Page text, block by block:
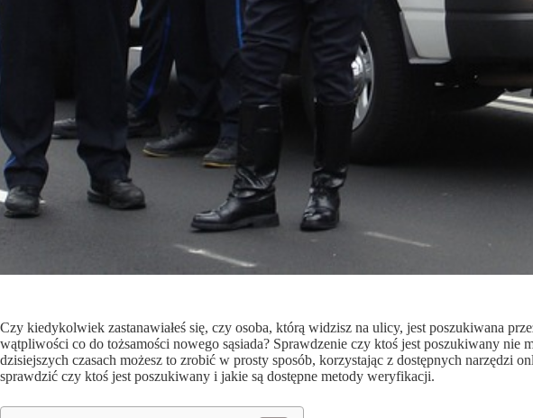
Czy kiedykolwiek zastanawiałeś się, czy osoba, którą widzisz na ulicy, jest poszukiwana
wątpliwości co do tożsamości nowego sąsiada? Sprawdzenie czy ktoś jest poszukiwany nie
dzisiejszych czasach możesz to zrobić w prosty sposób, korzystając z dostępnych narzędzi
sprawdzić czy ktoś jest poszukiwany i jakie są dostępne metody weryfikacji.